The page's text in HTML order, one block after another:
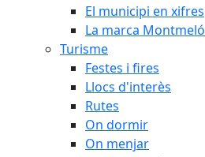
El municipi en xifres
La marca Montmeló
Turisme
Festes i fires
Llocs d'interès
Rutes
On dormir
On menjar